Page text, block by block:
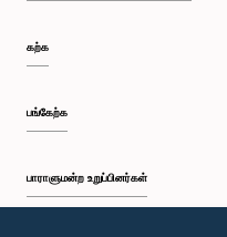
கற்க
பங்கேற்க
பாராளுமன்ற உறுப்பினர்கள்